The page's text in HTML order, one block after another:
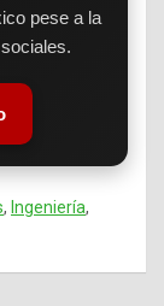
pese a la
, Ingeniería,